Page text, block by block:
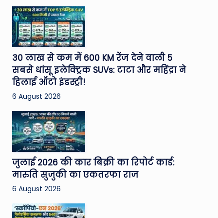
30 लाख से कम में 600 KM रेंज देने वाली 5
सबसे धांसू इलेक्ट्रिक SUVs: टाटा और महिंद्रा ने
हिलाई ऑटो इंडस्ट्री!
6 August 2026
जुलाई 2026 की कार बिक्री का रिपोर्ट कार्ड:
मारुति सुजुकी का एकतरफा राज
6 August 2026